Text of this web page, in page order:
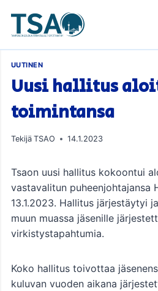
sisältöön
UUTINEN
Uusi hallitus
toimintansa
Tekijä TSAO 14.1.2023
Tsaon uusi hallitus kokoontui
vastavalitun puheenjohtajansa
13.1.2023. Hallitus järjestäytyi
muun muassa jäsenille
virkistystapahtumia.
Koko hallitus toivottaa
kuluvan vuoden aikana